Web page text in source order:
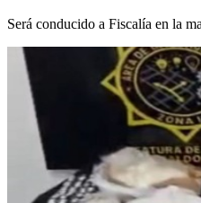
Será conducido a Fiscalía en la